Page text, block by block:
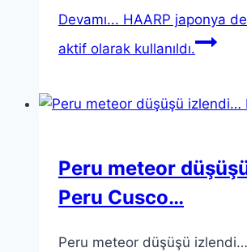
Devamı... HAARP japonya
aktif olarak kullanıldı.
Peru meteor
Peru Cusco…
Peru meteor düşüşü